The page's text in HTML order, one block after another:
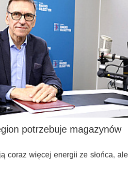
potrzebuje magazynów
coraz więcej energii ze słońca, ale